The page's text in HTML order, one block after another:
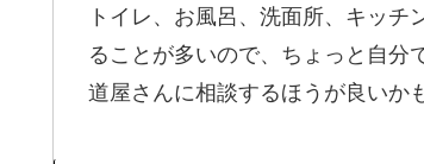
トイレ、お風呂、洗面所、キッ
ることが多いので、ちょっと自分
道屋さんに相談するほうが良いか